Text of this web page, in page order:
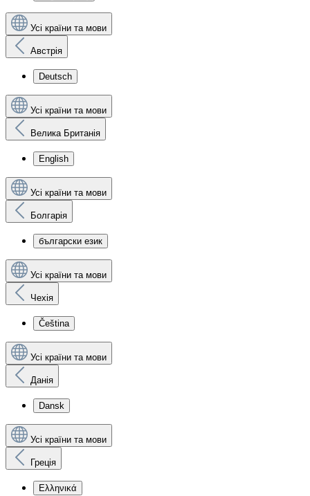
Усі країни та мови
Австрія
Deutsch
Усі країни та мови
Велика Британія
English
Усі країни та мови
Болгарія
български език
Усі країни та мови
Чехія
Čeština
Усі країни та мови
Данія
Dansk
Усі країни та мови
Греція
Ελληνικά